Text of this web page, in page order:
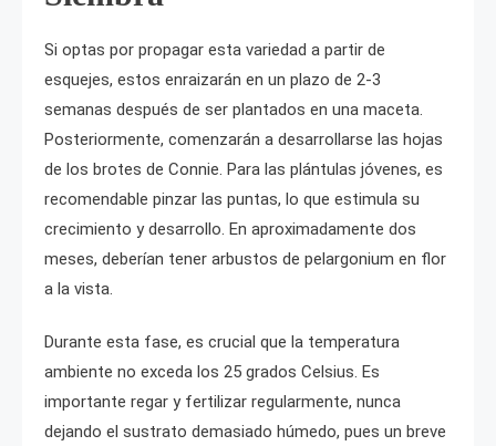
Si optas por propagar esta variedad a partir de
esquejes, estos enraizarán en un plazo de 2-3
semanas después de ser plantados en una maceta.
Posteriormente, comenzarán a desarrollarse las hojas
de los brotes de Connie. Para las plántulas jóvenes, es
recomendable pinzar las puntas, lo que estimula su
crecimiento y desarrollo. En aproximadamente dos
meses, deberían tener arbustos de pelargonium en flor
a la vista.
Durante esta fase, es crucial que la temperatura
ambiente no exceda los 25 grados Celsius. Es
importante regar y fertilizar regularmente, nunca
dejando el sustrato demasiado húmedo, pues un breve